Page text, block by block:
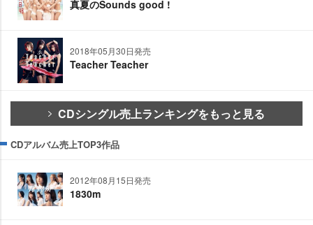
真夏のSounds good !
2018年05月30日発売
Teacher Teacher
CDシングル売上ランキングをもっと見る
CDアルバム売上TOP3作品
2012年08月15日発売
1830m